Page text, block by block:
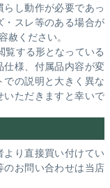
し動作が必要であっ
スレ等のある場合が
ください。
覧する形となっている
様、付属品内容が変
の説明と大きく異な
いただきますと幸いで
り直接買い付けてい
のお問い合わせは当店